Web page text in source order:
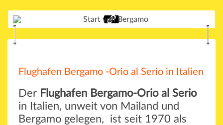
Flughafen Bergamo -Orio al Serio in Italien
Der Flughafen Bergamo-Orio al Serio
in Italien, unweit von Mailand und
Bergamo gelegen, ist seit 1970 als